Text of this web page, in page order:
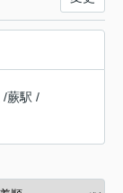
/蕨駅 /